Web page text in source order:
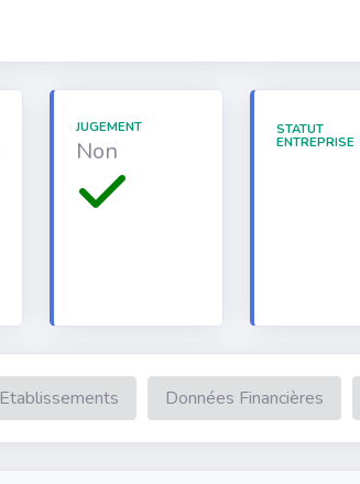
JUGEMENT
Non
STATUT
ENTREPRISE
Etablissements Données Financières